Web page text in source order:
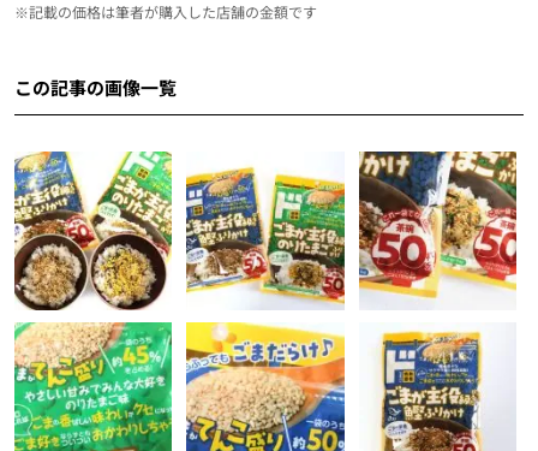
※記載の価格は筆者が購入した店舗の金額です
この記事の画像一覧